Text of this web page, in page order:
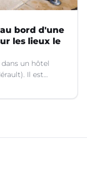
bord d'une
les lieux le
un hôtel
Il est